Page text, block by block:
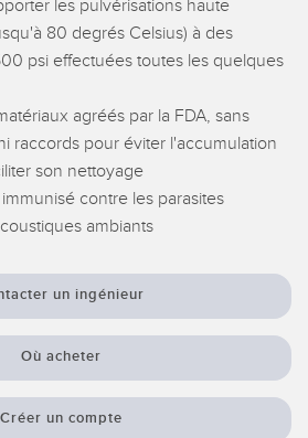
les pulvérisations haute
80 degrés Celsius) à des
psi effectuées toutes les quelques
agréés par la FDA, sans
raccords pour éviter l'accumulation
son nettoyage
contre les parasites
ambiants
un ingénieur
Où acheter
Créer un compte